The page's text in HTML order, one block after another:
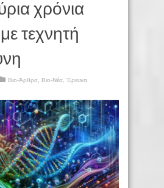
χρόνια
τεχνητή
Βιο-Άρθρα Βιο-Νέα Έρευνα